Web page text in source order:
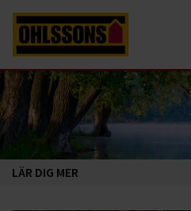
LÄR DIG MER